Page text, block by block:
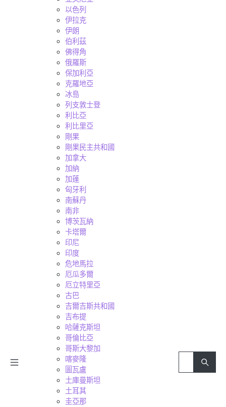
以色列
伊拉克
伊朗
伯利茲
佛得角
俄羅斯
保加利亞
克羅地亞
冰島
列支敦士登
利比亞
利比里亞
剛果
剛果民主共和國
加拿大
加納
加蓬
匈牙利
南蘇丹
南非
博茨瓦納
卡塔爾
印尼
印度
危地馬拉
厄瓜多爾
厄立特里亞
古巴
吉爾吉斯共和國
吉布提
哈薩克斯坦
哥倫比亞
哥斯大黎加
喀麥隆
圖瓦盧
土庫曼斯坦
土耳其
圭亞那